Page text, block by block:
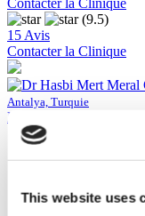
This website uses
(9.5)
15 Avis
Contacter la Clinique
Antalya, Turquie
Dr Hasbi Mert Meral
Located in the
98% would
Internationally